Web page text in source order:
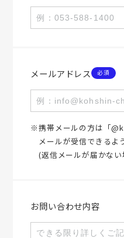
メールアドレス
携帯メールの方は「
メールが受信できるよ
(返信メールが届かな
お問い合わせ内容